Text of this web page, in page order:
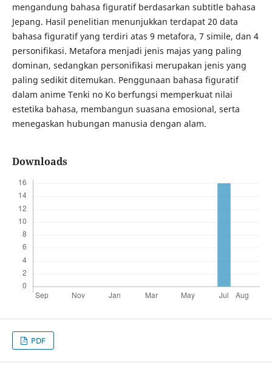
mengandung bahasa figuratif berdasarkan subtitle bahasa
Jepang. Hasil penelitian menunjukkan terdapat 20 data
bahasa figuratif yang terdiri atas 9 metafora, 7 simile, dan 4
personifikasi. Metafora menjadi jenis majas yang paling
dominan, sedangkan personifikasi merupakan jenis yang
paling sedikit ditemukan. Penggunaan bahasa figuratif
dalam anime Tenki no Ko berfungsi memperkuat nilai
estetika bahasa, membangun suasana emosional, serta
menegaskan hubungan manusia dengan alam.
Downloads
PDF